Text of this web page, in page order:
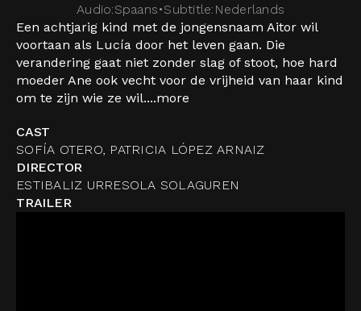
Audio:Spaans•Subtitle: Nederlands
Een achtjarig kind met de jongensnaam Aitor wil
voortaan als Lucía door het leven gaan. Die
verandering gaat niet zonder slag of stoot, hoe hard
moeder Ane ook vecht voor de vrijheid van haar kind
om te zijn wie ze wil....more
CAST
SOFÍA OTERO, PATRICIA LÓPEZ ARNAIZ
DIRECTOR
ESTIBALIZ URRESOLA SOLAGUREN
TRAILER